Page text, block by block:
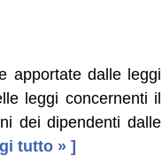
apportate dalle leggi
leggi concernenti il
dei dipendenti dalle
tutto » ]